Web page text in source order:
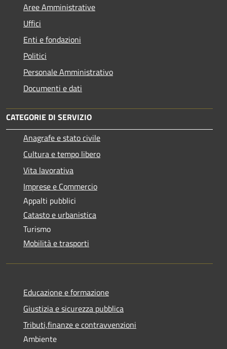
Aree Amministrative
Uffici
Enti e fondazioni
Politici
Personale Amministrativo
Documenti e dati
CATEGORIE DI SERVIZIO
Anagrafe e stato civile
Cultura e tempo libero
Vita lavorativa
Imprese e Commercio
Appalti pubblici
Catasto e urbanistica
Turismo
Mobilità e trasporti
Educazione e formazione
Giustizia e sicurezza pubblica
Tributi,finanze e contravvenzioni
Ambiente